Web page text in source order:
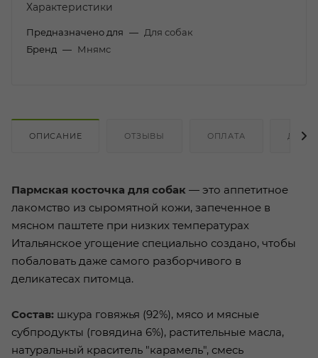
Характеристики
Предназначено для — Для собак
Бренд — Мнямс
ОПИСАНИЕ ОТЗЫВЫ ОПЛАТА
Пармская косточка для собак — это аппетитное
лакомство из сыромятной кожи, запеченное в
мясном паштете при низких температурах
Итальянское угощение специально создано, чтобы
побаловать даже самого разборчивого в
деликатесах питомца.
Состав: шкура говяжья (92%), мясо и мясные
субпродукты (говядина 6%), растительные масла,
натуральный краситель "карамель", смесь